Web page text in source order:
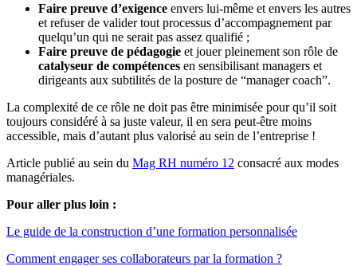
Faire preuve d’exigence envers lui-même et envers les autres
et refuser de valider tout processus d’accompagnement par
quelqu’un qui ne serait pas assez qualifié ;
Faire preuve de pédagogie et jouer pleinement son rôle de
catalyseur de compétences en sensibilisant managers et
dirigeants aux subtilités de la posture de “manager coach”.
La complexité de ce rôle ne doit pas être minimisée pour qu’il soit
toujours considéré à sa juste valeur, il en sera peut-être moins
accessible, mais d’autant plus valorisé au sein de l’entreprise !
Article publié au sein du Mag RH numéro 12 consacré aux modes
managériales.
Pour aller plus loin :
Le guide de la construction d’une formation personnalisée
Comment engager ses collaborateurs par la formation ?